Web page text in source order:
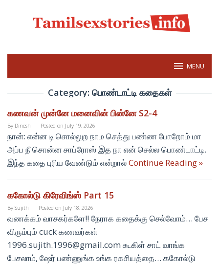
MENU
Category: பொண்டாட்டி கதைகள்
கணவன் முன்னே மனைவின் பின்னே S2-4
By Dinesh Posted on July 19, 2026
நான்: என்ன டி சொல்லுற நாம செத்து பண்ண போறோம் மா
அப்ப நீ சொன்ன சாப்ரோஸ் இத நா என் செல்ல பொண்டாட்டி.
இந்த கதை புரிய வேண்டும் என்றால்Continue Reading »
ககோல்டு கிரேவிங்ஸ் Part 15
By Sujith Posted on July 18, 2026
வணக்கம் வாசகர்களே!! நேராக கதைக்கு செல்வோம்… பேச
விரும்பும் cuck கணவர்கள்
1996.sujith.1996@gmail.com கூகிள் சாட் வாங்க
பேசலாம், ஷேர் பண்ணுங்க உங்க ரகசியத்தை… ககோல்டு